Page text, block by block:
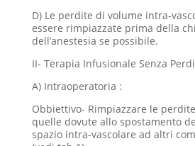
D) Le perdite di volume intra-
essere rimpiazzate prima della
dell’anestesia se possibile.
II- Terapia Infusionale Senza
A) Intraoperatoria :
Obbiettivo- Rimpiazzare le
quelle dovute allo spostamento
spazio intra-vascolare ad altri